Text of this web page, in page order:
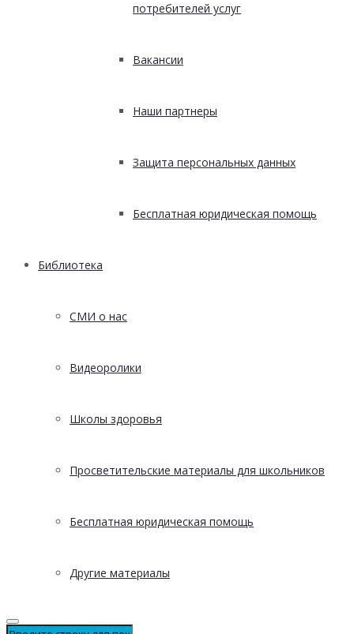
потребителей услуг
Вакансии
Наши партнеры
Защита персональных данных
Бесплатная юридическая помощь
Библиотека
СМИ о нас
Видеоролики
Школы здоровья
Просветительские материалы для школьников
Бесплатная юридическая помощь
Другие материалы